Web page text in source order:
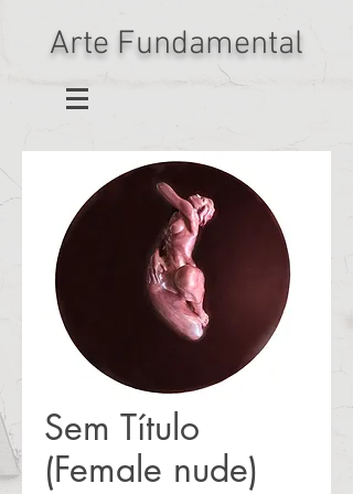
Arte Fundamental
Sem Título
(Female nude)